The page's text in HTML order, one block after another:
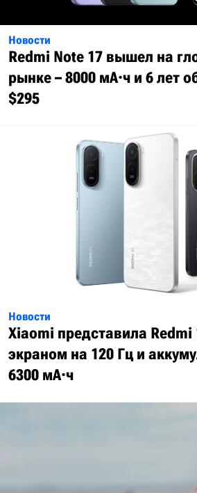
Новости
Redmi Note 17 вышел на
рынке – 8000 мА·ч и 6 лет
$295
Новости
Xiaomi представила Redmi
экраном на 120 Гц и
6300 мА·ч